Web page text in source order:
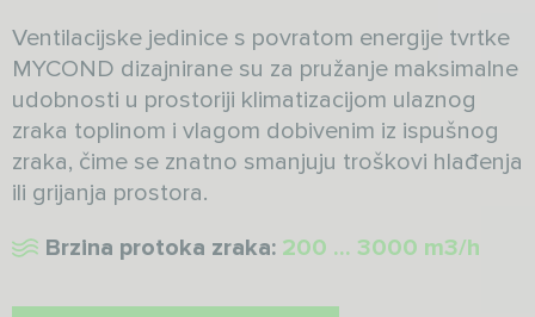
Ventilacijske jedinice s povratom energije tvrtke
MYCOND dizajnirane su za pružanje maksimalne
udobnosti u prostoriji klimatizacijom ulaznog
zraka toplinom i vlagom dobivenim iz ispušnog
zraka, čime se znatno smanjuju troškovi hlađenja
ili grijanja prostora.
Brzina protoka zraka: 200 ... 3000 m3/h